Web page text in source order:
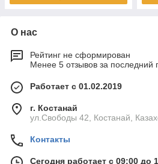
О нас
Рейтинг не сформирован
Менее 5 отзывов за последний
Работает с 01.02.2019
г. Костанай
ул.Свободы 42, Костанай,
Контакты
Сегодня работает с 09:00 до